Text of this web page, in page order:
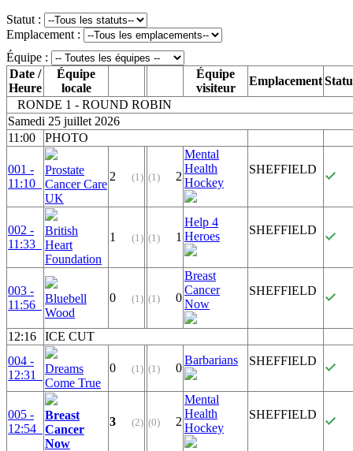
Statut :
Emplacement :
Équipe :
Date /
Heure
Équipe
locale
Équipe
visiteur
Emplacement
RONDE 1 - ROUND ROBIN
Samedi 25 juillet 2026
11:00
PHOTO
001 -
11:10
Prostate
Cancer Care
UK
2 (1) (1) 2
Mental
Health
Hockey
SHEFFIELD
002 -
11:33
British
Heart
Foundation
1 (1) (1) 1
Help 4
Heroes
SHEFFIELD
003 -
11:56
Bluebell
Wood
0 (1) (1) 0
Breast
Cancer
Now
SHEFFIELD
12:16
ICE CUT
004 -
12:31
Dreams
Come True
0 (1) (1) 0
Barbarians SHEFFIELD
005 -
12:54
Breast
Cancer
Now
3 (2) (0) 2
Mental
Health
Hockey
SHEFFIELD